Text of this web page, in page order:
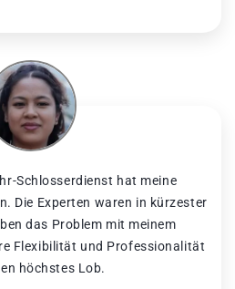
Schlosserdienst hat meine
Die Experten waren in kürzester
das Problem mit meinem
Flexibilität und Professionalität
höchstes Lob.